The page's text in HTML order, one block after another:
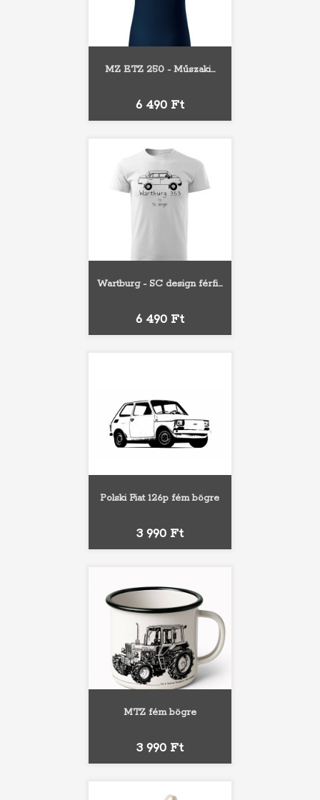
MZ ETZ 250 - Műszaki...
Ár
6 490 Ft
Wartburg - SC design férfi...
Ár
6 490 Ft
Polski Fiat 126p fém bögre
Ár
3 990 Ft
MTZ fém bögre
Ár
3 990 Ft